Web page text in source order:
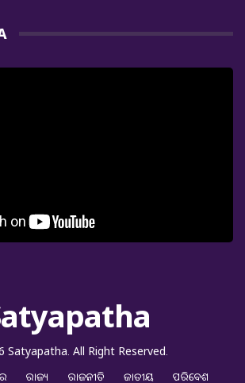
Satyapatha. All Right Reserved.
ରାଜ୍ୟ ରାଜନୀତି ଜାତୀୟ ପରିବେଶ